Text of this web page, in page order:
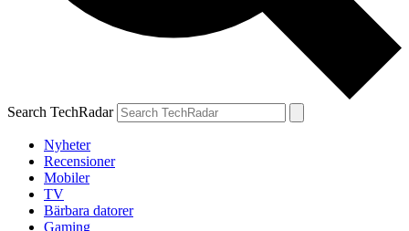
Search TechRadar
Nyheter
Recensioner
Mobiler
TV
Bärbara datorer
Gaming